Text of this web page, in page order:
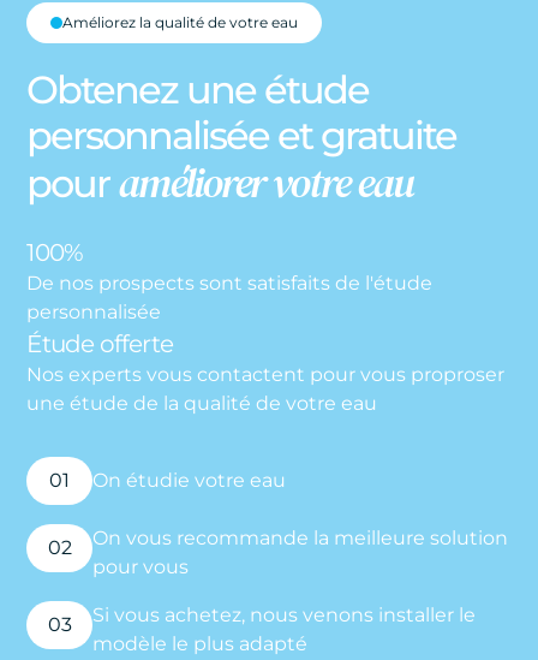
Améliorez la qualité de votre eau
Obtenez une étude
personnalisée et gratuite
pouraméliorer votre eau
100%
De nos prospects sont satisfaits de l'étude
personnalisée
Étude offerte
Nos experts vous contactent pour vous proproser
une étude de la qualité de votre eau
01 On étudie votre eau
02
On vous recommande la meilleure solution
pour vous
03
Si vous achetez, nous venons installer le
modèle le plus adapté